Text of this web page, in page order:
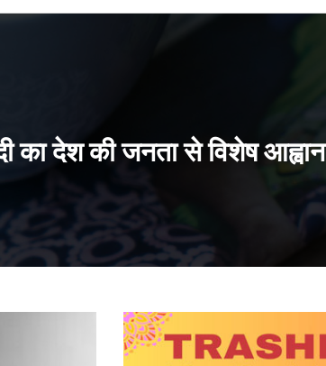
का देश की जनता से विशेष आह्वान